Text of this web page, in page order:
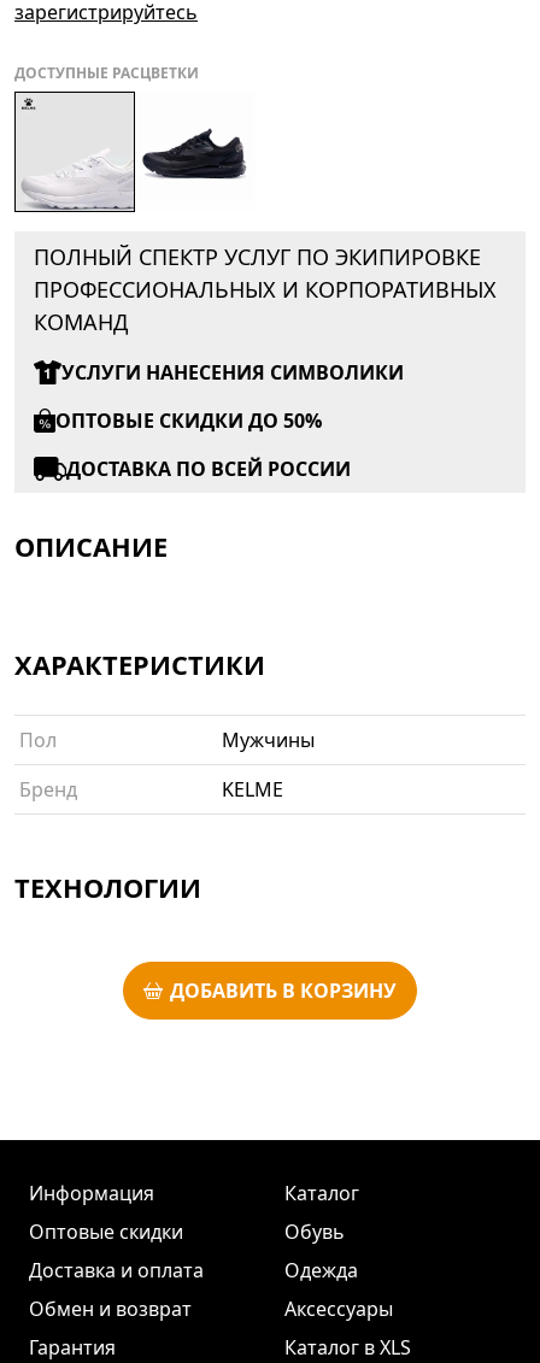
зарегистрируйтесь
ДОСТУПНЫЕ РАСЦВЕТКИ
ПОЛНЫЙ СПЕКТР УСЛУГ ПО ЭКИПИРОВКЕ
ПРОФЕССИОНАЛЬНЫХ И КОРПОРАТИВНЫХ
КОМАНД
УСЛУГИ НАНЕСЕНИЯ СИМВОЛИКИ
ОПТОВЫЕ СКИДКИ ДО 50%
ДОСТАВКА ПО ВСЕЙ РОССИИ
ОПИСАНИЕ
ХАРАКТЕРИСТИКИ
Пол
Мужчины
Бренд
KELME
ТЕХНОЛОГИИ
ДОБАВИТЬ В КОРЗИНУ
Информация
Оптовые скидки
Доставка и оплата
Обмен и возврат
Гарантия
Каталог
Обувь
Одежда
Аксессуары
Каталог в XLS